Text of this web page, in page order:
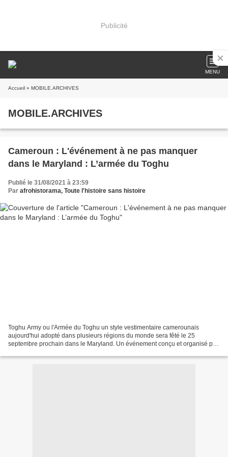
Publicité
MENU
Accueil » MOBILE.ARCHIVES
MOBILE.ARCHIVES
Cameroun : L'événement à ne pas manquer
dans le Maryland : L’armée du Toghu
Publié le 31/08/2021 à 23:59
Par afrohistorama, Toute l'histoire sans histoire
Toghu Army ou l'Armée du Toghu un style vestimentaire camerounais
aujourd'hui adopté dans plusieurs régions du monde sera fêté le 25
septembre prochain dans le Maryland. Un événement conçu et organisé par